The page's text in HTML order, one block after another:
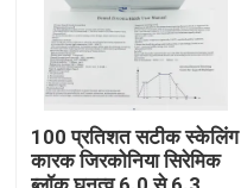
100 प्रतिशत सटीक स्केलिंग
कारक जिरकोनिया सिरेमिक